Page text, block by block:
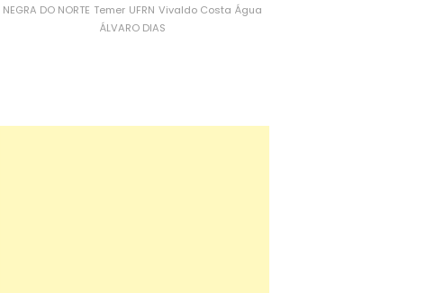
NEGRA DO NORTE Temer UFRN Vivaldo Costa Água
ÁLVARO DIAS